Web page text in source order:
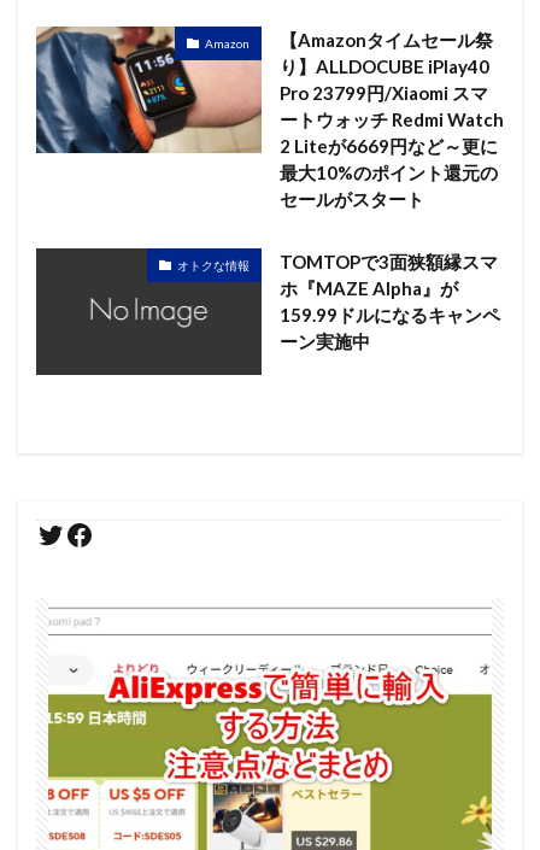
Amazon
【Amazonタイムセール祭
り】ALLDOCUBE iPlay40
Pro 23799円/Xiaomi スマ
ートウォッチ Redmi Watch
2 Liteが6669円など～更に
最大10%のポイント還元の
セールがスタート
オトクな情報
TOMTOPで3面狭額縁スマ
ホ『MAZE Alpha』が
159.99ドルになるキャンペ
ーン実施中